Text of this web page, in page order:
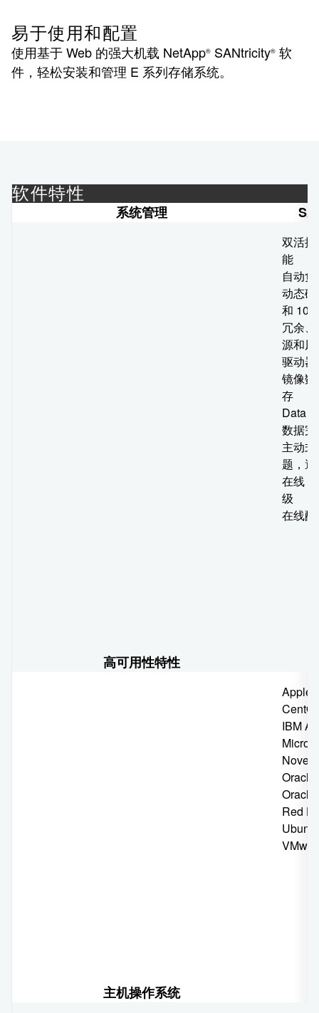
易于使用和配置
使用基于 Web 的强大机载 NetApp® SANtricity® 软
件，轻松安装和管理 E 系列存储系统。
软件特性
系统管理
高可用性特性
双活
能
自动
动态
和 10
冗余
源和风
驱动
镜像
存
Data
数据
主动
题，
在线
级
在线
主机操作系统
Apple
IBM
Novell
Oracle
Red